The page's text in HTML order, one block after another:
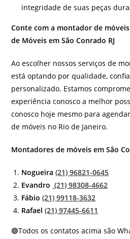
integridade de suas peças
Conte com a montador de móveis
de Móveis em São Conrado RJ
Ao escolher nossos serviços de
está optando por qualidade,
personalizado. Estamos
experiência conosco a melhor
conosco hoje mesmo para
de móveis no Rio de Janeiro.
Montadores de móveis em São
Nogueira(21) 96821-0645
Evandro (21) 98308-4662
Fábio(21) 99118-3632
Rafael(21) 97445-6611
🟢Todos os contatos acima são